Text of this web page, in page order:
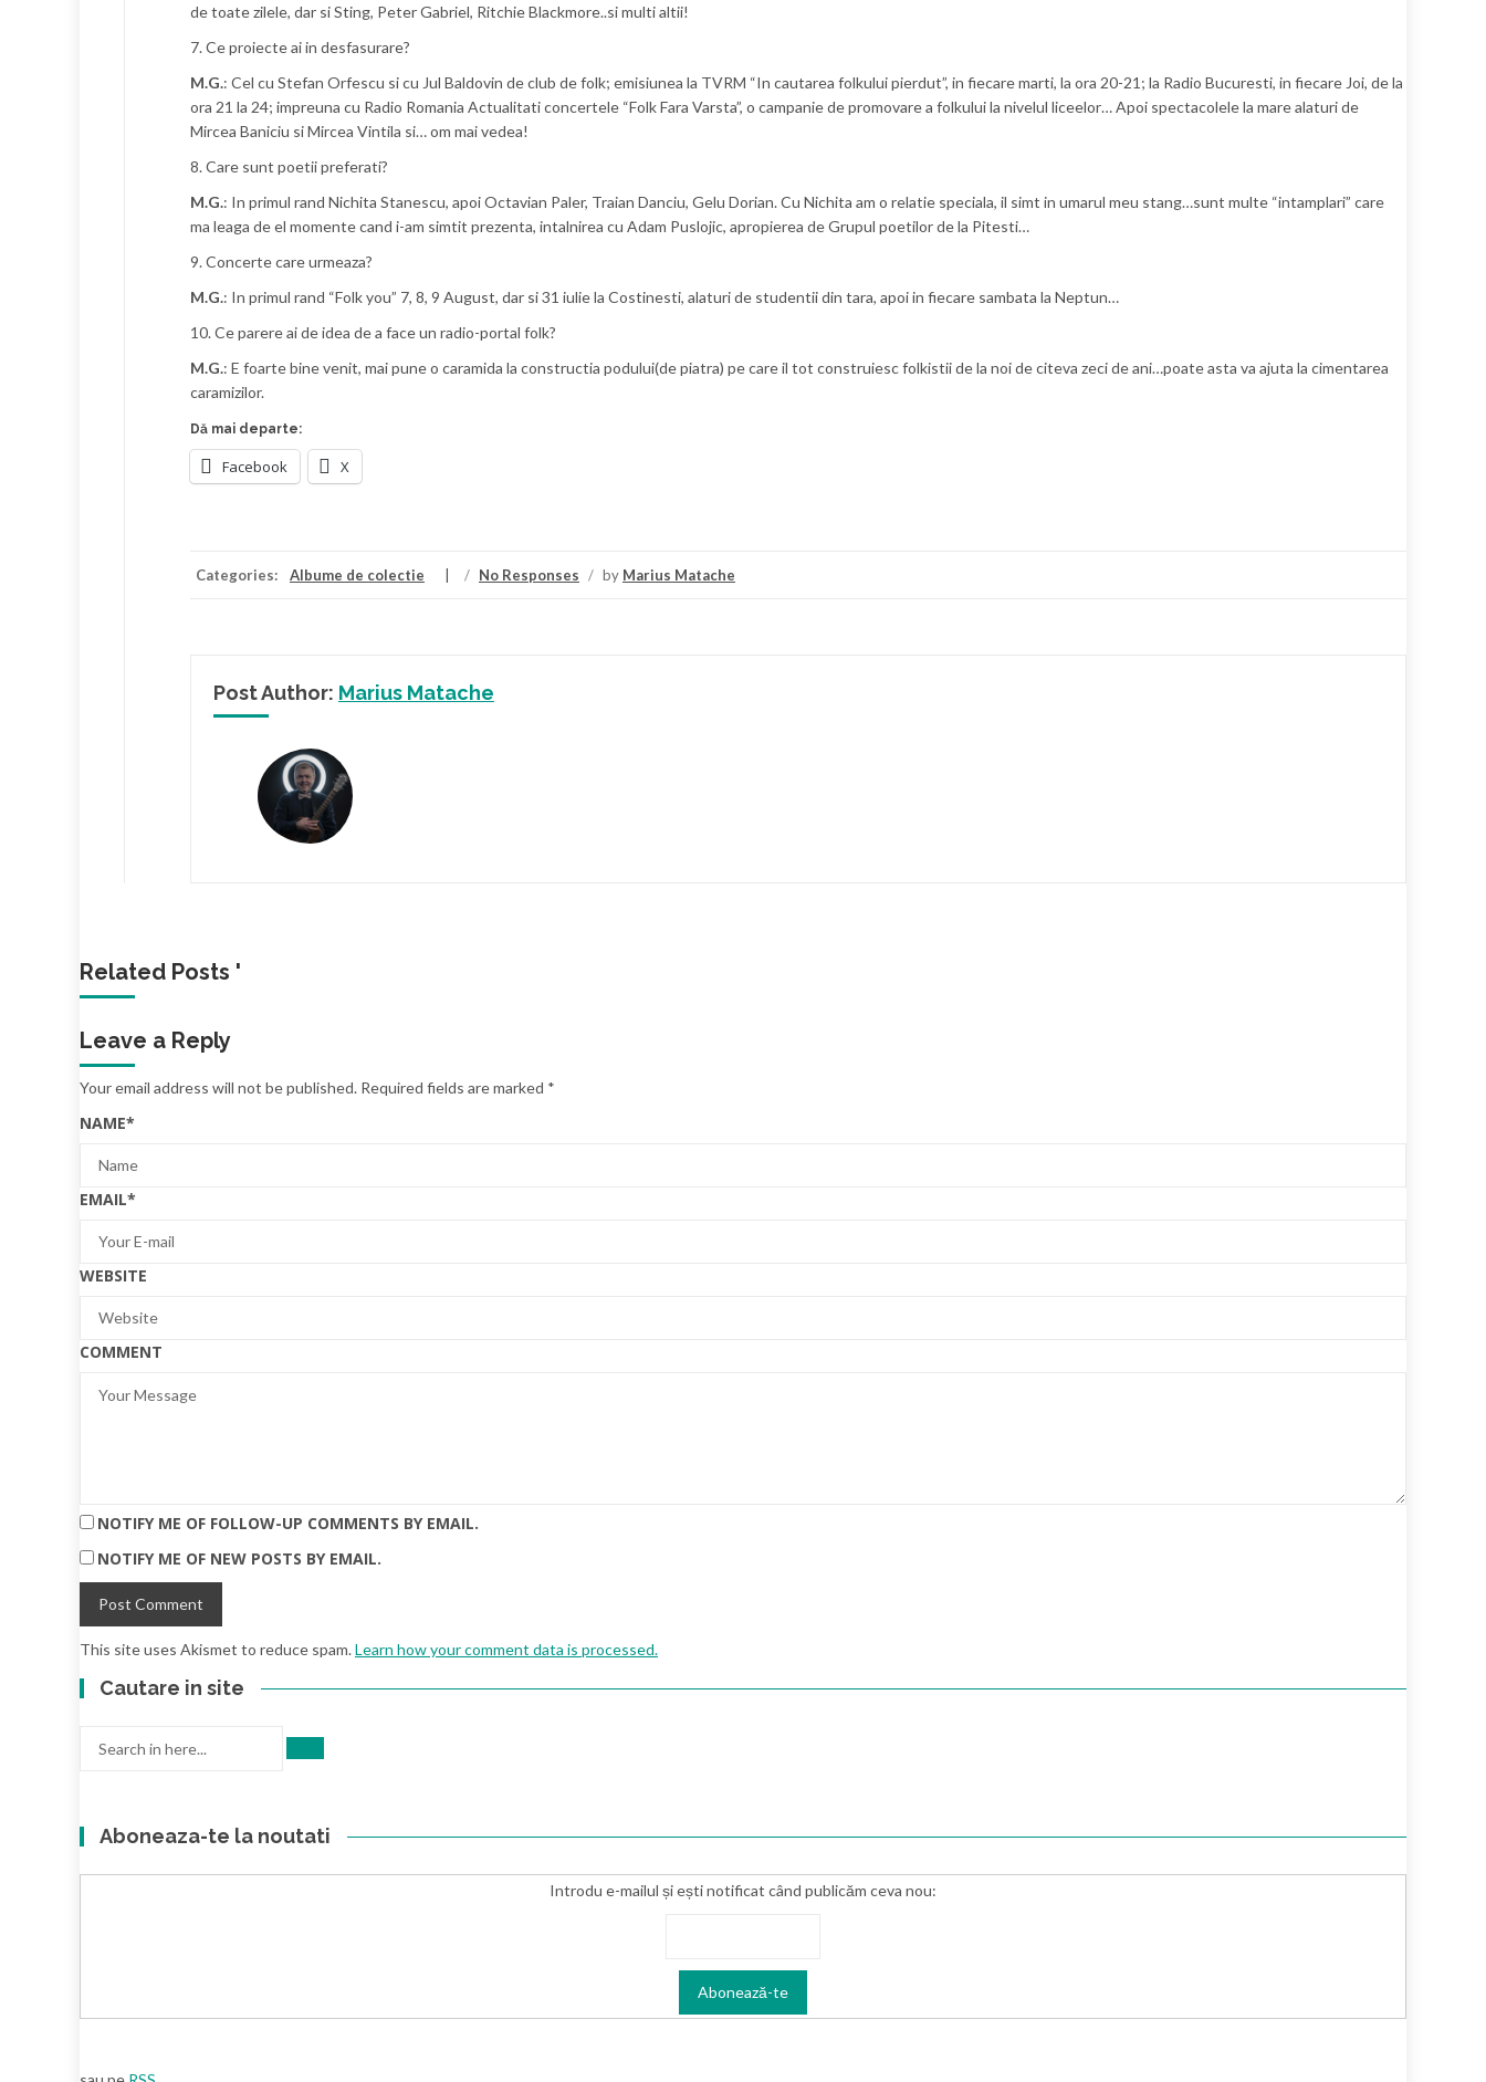
de toate zilele, dar si Sting, Peter Gabriel, Ritchie Blackmore..si multi altii!
7. Ce proiecte ai in desfasurare?
M.G.: Cel cu Stefan Orfescu si cu Jul Baldovin de club de folk; emisiunea la TVRM “In cautarea folkului pierdut”, in fiecare marti, la ora 20-21; la Radio Bucuresti, in fiecare Joi, de la
ora 21 la 24; impreuna cu Radio Romania Actualitati concertele “Folk Fara Varsta”, o campanie de promovare a folkului la nivelul liceelor… Apoi spectacolele la mare alaturi de
Mircea Baniciu si Mircea Vintila si… om mai vedea!
8. Care sunt poetii preferati?
M.G.: In primul rand Nichita Stanescu, apoi Octavian Paler, Traian Danciu, Gelu Dorian. Cu Nichita am o relatie speciala, il simt in umarul meu stang…sunt multe “intamplari” care
ma leaga de el momente cand i-am simtit prezenta, intalnirea cu Adam Puslojic, apropierea de Grupul poetilor de la Pitesti…
9. Concerte care urmeaza?
M.G.: In primul rand “Folk you” 7, 8, 9 August, dar si 31 iulie la Costinesti, alaturi de studentii din tara, apoi in fiecare sambata la Neptun…
10. Ce parere ai de idea de a face un radio-portal folk?
M.G.: E foarte bine venit, mai pune o caramida la constructia podului(de piatra) pe care il tot construiesc folkistii de la noi de citeva zeci de ani…poate asta va ajuta la cimentarea
caramizilor.
Dă mai departe:
Facebook X
Categories: Albume de colectie / No Responses / by Marius Matache
Post Author: Marius Matache
Related Posts '
Leave a Reply
Your email address will not be published. Required fields are marked *
NAME*
EMAIL*
WEBSITE
COMMENT
NOTIFY ME OF FOLLOW-UP COMMENTS BY EMAIL.
NOTIFY ME OF NEW POSTS BY EMAIL.
This site uses Akismet to reduce spam.Learn how your comment data is processed.
Cautare in site
for:
Aboneaza-te la noutati
Introdu e-mailul și ești notificat când publicăm ceva nou: